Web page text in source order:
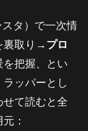
タ）で一次情
裏取り→プロ
把握、とい
ッパーとし
て読むと全
：